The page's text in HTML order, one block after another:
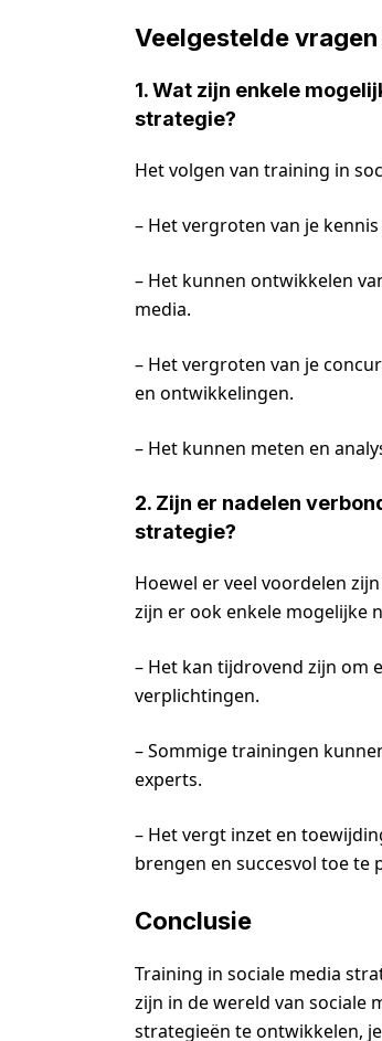
Veelgestelde
1. Wat zijn enkele
strategie?
Het volgen van training in
– Het vergroten van je
– Het kunnen ontwikkelen
media.
– Het vergroten van je
en ontwikkelingen.
– Het kunnen meten en
2. Zijn er nadelen
strategie?
Hoewel er veel voordelen
zijn er ook enkele mogelijke
– Het kan tijdrovend zijn om
verplichtingen.
– Sommige trainingen
experts.
– Het vergt inzet en
brengen en succesvol toe te
Conclusie
Training in sociale media
zijn in de wereld van sociale
strategieën te ontwikkelen,